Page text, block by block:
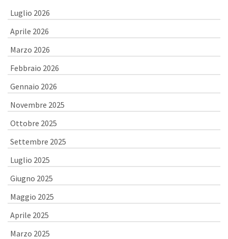
Luglio 2026
Aprile 2026
Marzo 2026
Febbraio 2026
Gennaio 2026
Novembre 2025
Ottobre 2025
Settembre 2025
Luglio 2025
Giugno 2025
Maggio 2025
Aprile 2025
Marzo 2025